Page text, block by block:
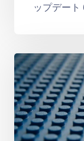
ップデート